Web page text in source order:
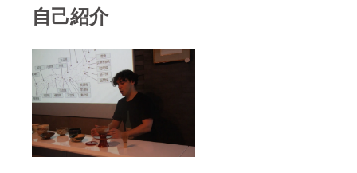
自己紹介